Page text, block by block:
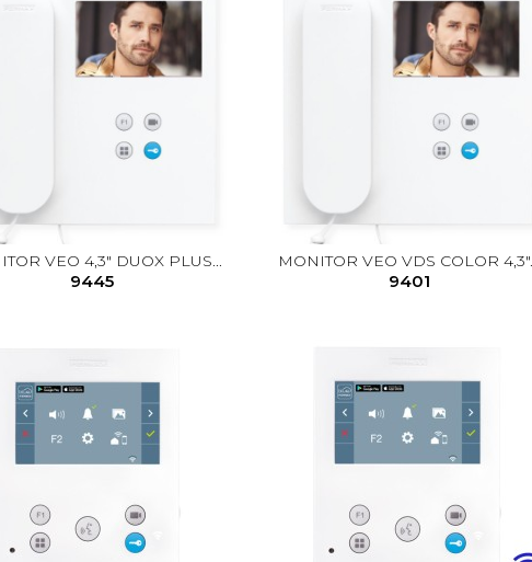
VEO 4,3" DUOX PLUS...
9445
MONITOR VEO VDS COLOR 4,3"...
9401